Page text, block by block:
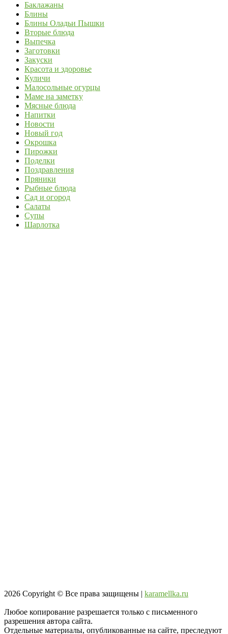
Баклажаны
Блины
Блины Оладьи Пышки
Вторые блюда
Выпечка
Заготовки
Закуски
Красота и здоровье
Куличи
Малосольные огурцы
Маме на заметку
Мясные блюда
Напитки
Новости
Новый год
Окрошка
Пирожки
Поделки
Поздравления
Пряники
Рыбные блюда
Сад и огород
Салаты
Супы
Шарлотка
2026 Copyright © Все права защищены | karamellka.ru
Любое копирование разрешается только с письменного
разрешения автора сайта.
Отдельные материалы, опубликованные на сайте, преследуют